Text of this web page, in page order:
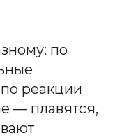
по
реакции
— плавятся,